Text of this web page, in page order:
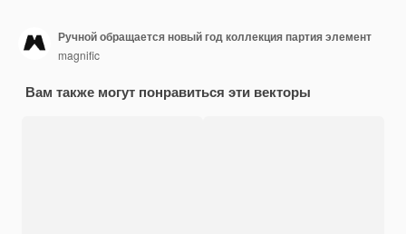
Ручной обращается новый год коллекция партия элемент
magnific
Вам также могут понравиться эти векторы